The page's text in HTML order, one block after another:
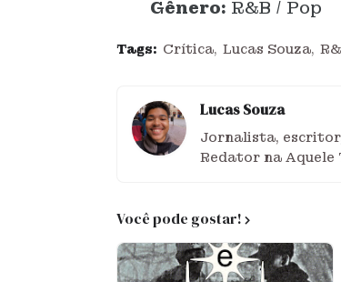
Gênero: R&B / Pop
Tags: Crítica Lucas Souza
Lucas Souza
Jornalista, escritor,
Redator na Aquele
Você pode gostar!